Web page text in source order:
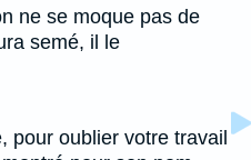
ne se moque pas de
semé, il le
pour oublier votre travail